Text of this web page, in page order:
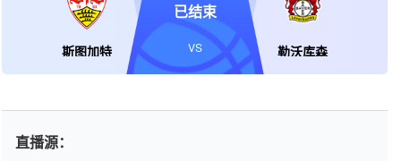
斯图加特 勒沃库森
已结束
VS
直播源：